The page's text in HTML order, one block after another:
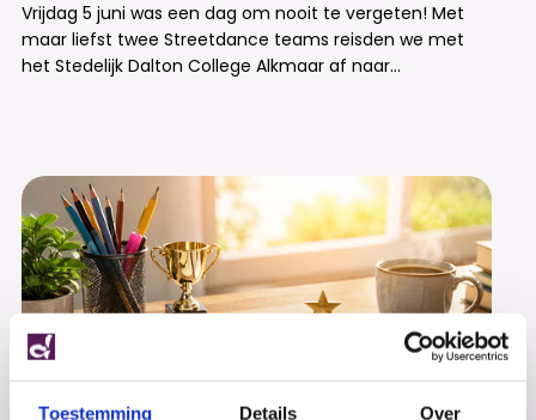
Toestemming Details Over
Vrijdag 5 juni was een dag om nooit te vergeten! Met
maar liefst twee Streetdance teams reisden we met
het Stedelijk Dalton College Alkmaar af naar...